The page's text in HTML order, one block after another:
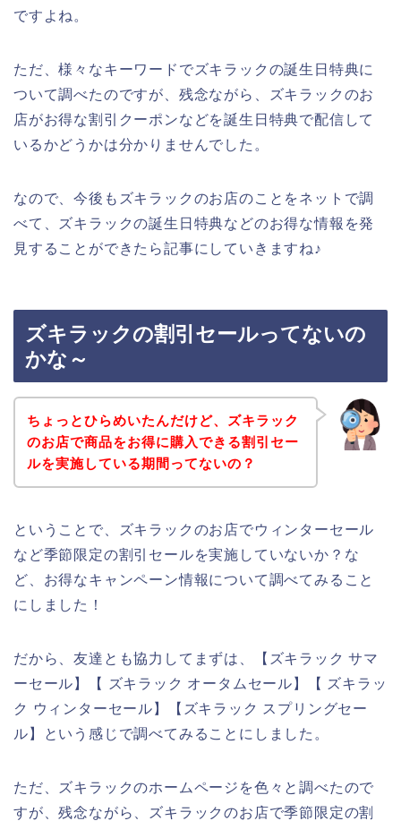
ですよね。
ただ、様々なキーワードでズキラックの誕生日特典に
ついて調べたのですが、残念ながら、ズキラックのお
店がお得な割引クーポンなどを誕生日特典で配信して
いるかどうかは分かりませんでした。
なので、今後もズキラックのお店のことをネットで調
べて、ズキラックの誕生日特典などのお得な情報を発
見することができたら記事にしていきますね♪
ズキラックの割引セールってないの
かな～
ちょっとひらめいたんだけど、ズキラック
のお店で商品をお得に購入できる割引セー
ルを実施している期間ってないの？
ということで、ズキラックのお店でウィンターセール
など季節限定の割引セールを実施していないか？な
ど、お得なキャンペーン情報について調べてみること
にしました！
だから、友達とも協力してまずは、【ズキラック サマ
ーセール】【 ズキラック オータムセール】【 ズキラッ
ク ウィンターセール】【ズキラック スプリングセー
ル】という感じで調べてみることにしました。
ただ、ズキラックのホームページを色々と調べたので
すが、残念ながら、ズキラックのお店で季節限定の割